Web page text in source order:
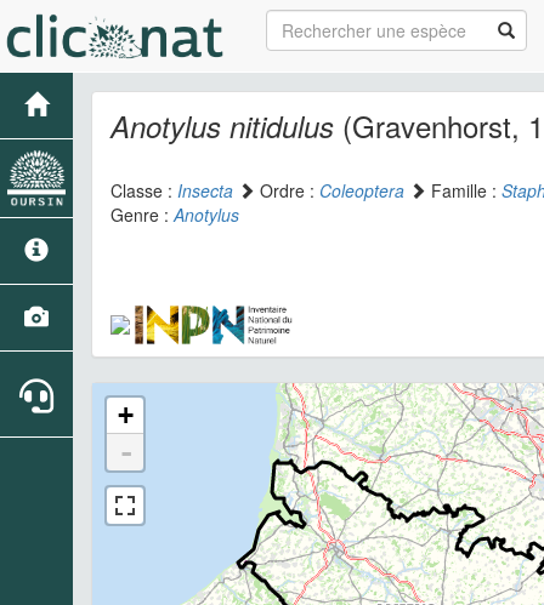
Anotylus nitidulus (Gravenhorst,
Classe : Insecta Ordre : Coleoptera Famille :
Genre :Anotylus
+
-